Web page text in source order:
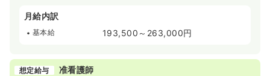
月給内訳
基本給 193,500～263,000円
想定給与 准看護師